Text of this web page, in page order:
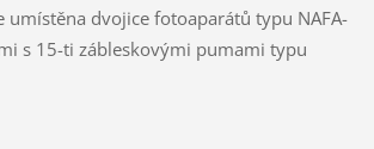
umístěna dvojice fotoaparátů typu NAFA-
s 15-ti zábleskovými pumami typu